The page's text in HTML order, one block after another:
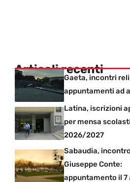
Articoli recenti
Gaeta, incontri
appuntamenti ad
Latina, iscrizioni
per mensa
2026/2027
Sabaudia,
Giuseppe Conte:
appuntamento il 7